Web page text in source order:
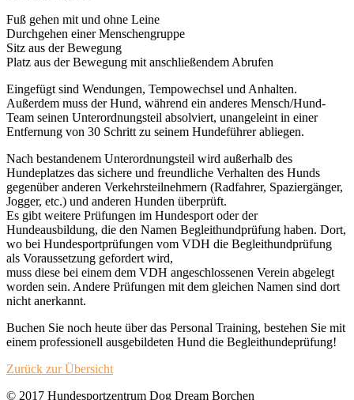
Fuß gehen mit und ohne Leine
Durchgehen einer Menschengruppe
Sitz aus der Bewegung
Platz aus der Bewegung mit anschließendem Abrufen
Eingefügt sind Wendungen, Tempowechsel und Anhalten.
Außerdem muss der Hund, während ein anderes Mensch/Hund-
Team seinen Unterordnungsteil absolviert, unangeleint in einer
Entfernung von 30 Schritt zu seinem Hundeführer abliegen.
Nach bestandenem Unterordnungsteil wird außerhalb des
Hundeplatzes das sichere und freundliche Verhalten des Hunds
gegenüber anderen Verkehrsteilnehmern (Radfahrer, Spaziergänger,
Jogger, etc.) und anderen Hunden überprüft.
Es gibt weitere Prüfungen im Hundesport oder der
Hundeausbildung, die den Namen Begleithundprüfung haben. Dort,
wo bei Hundesportprüfungen vom VDH die Begleithundprüfung
als Voraussetzung gefordert wird,
muss diese bei einem dem VDH angeschlossenen Verein abgelegt
worden sein. Andere Prüfungen mit dem gleichen Namen sind dort
nicht anerkannt.
Buchen Sie noch heute über das Personal Training, bestehen Sie mit
einem professionell ausgebildeten Hund die Begleithundeprüfung!
Zurück zur Übersicht
© 2017 Hundesportzentrum Dog Dream Borchen